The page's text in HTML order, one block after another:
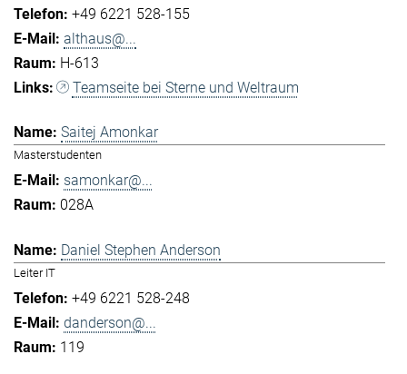
+49 6221 528-155
althaus@...
H-613
Teamseite bei Sterne und Weltraum
Saitej Amonkar
Masterstudenten
samonkar@...
028A
Daniel Stephen Anderson
Leiter IT
+49 6221 528-248
danderson@...
119